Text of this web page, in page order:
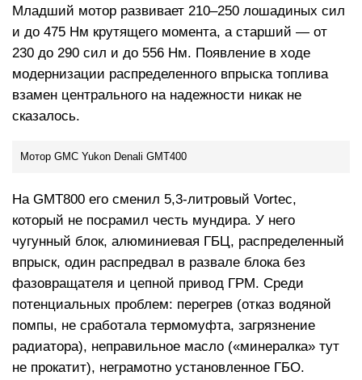
Младший мотор развивает 210–250 лошадиных сил
и до 475 Нм крутящего момента, а старший — от
230 до 290 сил и до 556 Нм. Появление в ходе
модернизации распределенного впрыска топлива
взамен центрального на надежности никак не
сказалось.
Мотор GMC Yukon Denali GMT400
На GMT800 его сменил 5,3-литровый Vortec,
который не посрамил честь мундира. У него
чугунный блок, алюминиевая ГБЦ, распределенный
впрыск, один распредвал в развале блока без
фазовращателя и цепной привод ГРМ. Среди
потенциальных проблем: перегрев (отказ водяной
помпы, не сработала термомуфта, загрязнение
радиатора), неправильное масло («минералка» тут
не прокатит), неграмотно установленное ГБО.